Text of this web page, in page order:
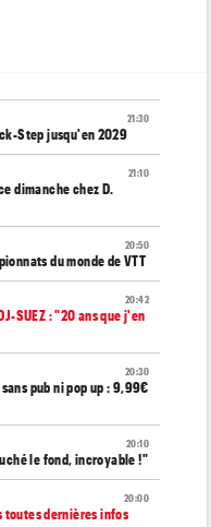
21:30
Step jusqu'en 2029
21:10
dimanche chez D.
20:50
du monde de VTT
20:42
SUEZ : "20 ans que j'en
20:30
pub ni pop up : 9,99€
20:10
le fond, incroyable !"
20:00
dernières infos